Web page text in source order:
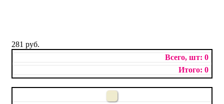
281 руб.
0
0